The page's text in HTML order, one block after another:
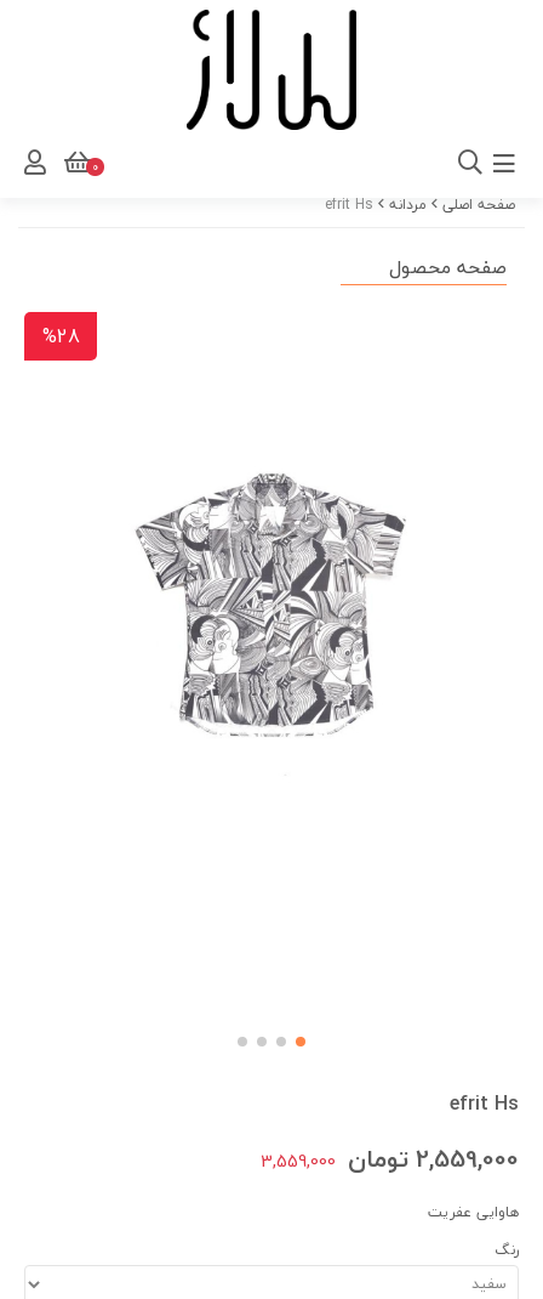
صفحه اصلی مردانه efrit Hs
صفحه محصول
%28
efrit Hs
2,559,000تومان 3,559,000
هاوایی عفریت
رنگ
0